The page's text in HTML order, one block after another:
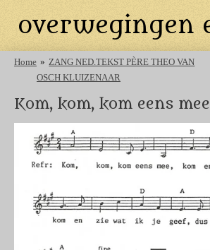
direct
de
hoofdinhoud
Home » ZANG NED.TEKST PÈRE THEO VAN
OSCH KLUIZENAAR
Kom, kom, kom eens mee